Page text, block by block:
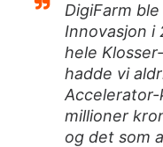
DigiFarm
Innovasjon i
hele
hadde vi
Accelerator-
millioner
og det som